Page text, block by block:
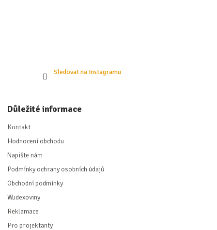
Sledovat na Instagramu
Důležité informace
Kontakt
Hodnocení obchodu
Napište nám
Podmínky ochrany osobních údajů
Obchodní podmínky
Wudexoviny
Reklamace
Pro projektanty